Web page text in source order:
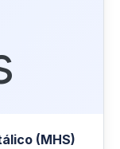
(MHS)